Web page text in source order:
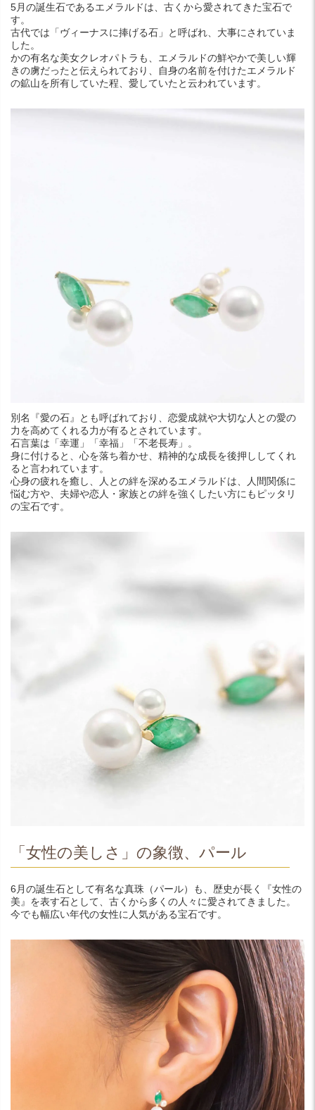
5月の誕生石であるエメラルドは、古くから愛されてきた宝石で
す。
古代では「ヴィーナスに捧げる石」と呼ばれ、大事にされていま
した。
かの有名な美女クレオパトラも、エメラルドの鮮やかで美しい輝
きの虜だったと伝えられており、自身の名前を付けたエメラルド
の鉱山を所有していた程、愛していたと云われています。
別名『愛の石』とも呼ばれており、恋愛成就や大切な人との愛の
力を高めてくれる力が有るとされています。
石言葉は「幸運」「幸福」「不老長寿」。
身に付けると、心を落ち着かせ、精神的な成長を後押ししてくれ
ると言われています。
心身の疲れを癒し、人との絆を深めるエメラルドは、人間関係に
悩む方や、夫婦や恋人・家族との絆を強くしたい方にもピッタリ
の宝石です。
「女性の美しさ」の象徴、パール
6月の誕生石として有名な真珠（パール）も、歴史が長く『女性の
美』を表す石として、古くから多くの人々に愛されてきました。
今でも幅広い年代の女性に人気がある宝石です。